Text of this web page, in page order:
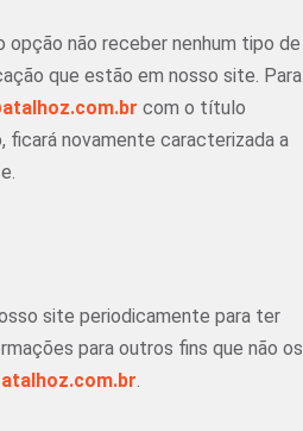
não receber nenhum tipo de
que estão em nosso site. Para
com o título
ficará novamente caracterizada a
site periodicamente para ter
para outros fins que não os
.